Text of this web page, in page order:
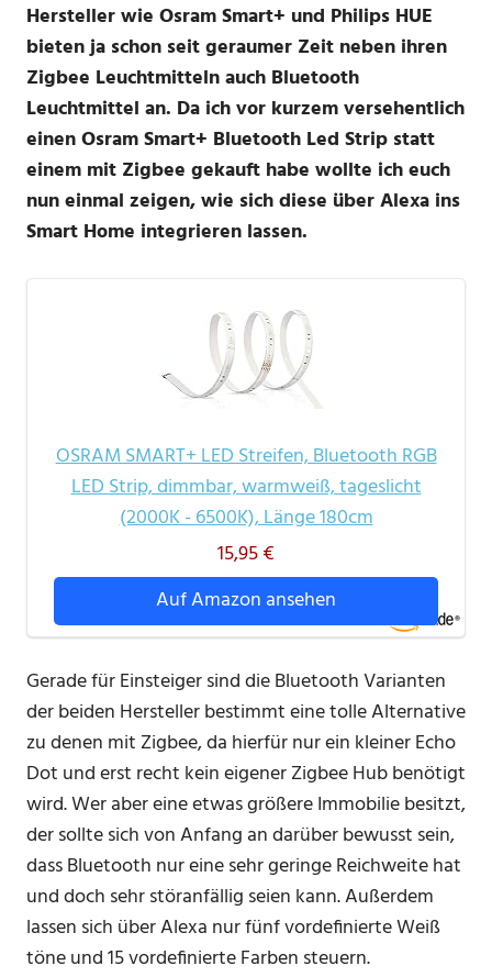
Hersteller wie Osram Smart+ und Philips HUE
bieten ja schon seit geraumer Zeit neben ihren
Zigbee Leuchtmitteln auch Bluetooth
Leuchtmittel an. Da ich vor kurzem versehentlich
einen Osram Smart+ Bluetooth Led Strip statt
einem mit Zigbee gekauft habe wollte ich euch
nun einmal zeigen, wie sich diese über Alexa ins
Smart Home integrieren lassen.
OSRAM SMART+ LED Streifen, Bluetooth RGB
LED Strip, dimmbar, warmweiß, tageslicht
(2000K - 6500K), Länge 180cm
15,95 €
Auf Amazon ansehen
Gerade für Einsteiger sind die Bluetooth Varianten
der beiden Hersteller bestimmt eine tolle Alternative
zu denen mit Zigbee, da hierfür nur ein kleiner Echo
Dot und erst recht kein eigener Zigbee Hub benötigt
wird. Wer aber eine etwas größere Immobilie besitzt,
der sollte sich von Anfang an darüber bewusst sein,
dass Bluetooth nur eine sehr geringe Reichweite hat
und doch sehr störanfällig seien kann. Außerdem
lassen sich über Alexa nur fünf vordefinierte Weiß
töne und 15 vordefinierte Farben steuern.